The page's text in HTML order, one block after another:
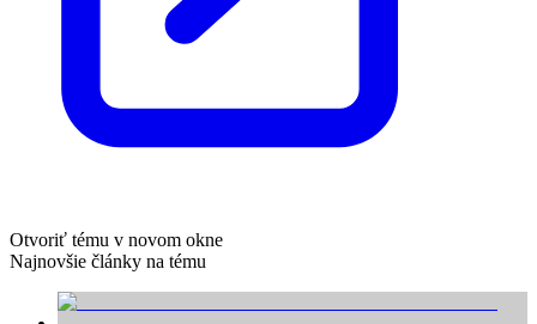
Otvoriť tému v novom okne
Najnovšie články na tému